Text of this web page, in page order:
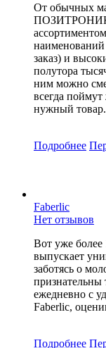
От обычных
наименований
заказ) и
полутора
ним можно
всегда
нужный товар.
Подробнее
Faberlic
Нет отзывов
Вот уже
выпускает
заботясь о
признательны
ежедневно с
Faberlic,
Подробнее